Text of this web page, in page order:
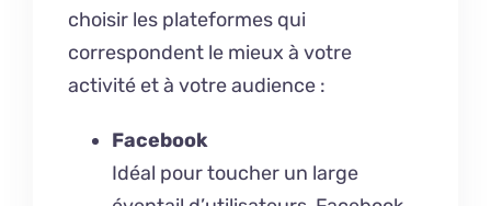
choisir les plateformes qui
correspondent le mieux à votre
activité et à votre audience :
Facebook
Idéal pour toucher un large